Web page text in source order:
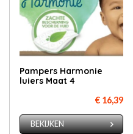
Pampers Harmonie
luiers Maat 4
€ 16,39
BEKIJKEN